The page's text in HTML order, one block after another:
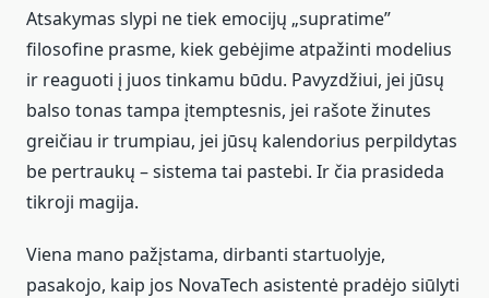
Atsakymas slypi ne tiek emocijų „supratime”
filosofine prasme, kiek gebėjime atpažinti modelius
ir reaguoti į juos tinkamu būdu. Pavyzdžiui, jei jūsų
balso tonas tampa įtemptesnis, jei rašote žinutes
greičiau ir trumpiau, jei jūsų kalendorius perpildytas
be pertraukų – sistema tai pastebi. Ir čia prasideda
tikroji magija.
Viena mano pažįstama, dirbanti startuolyje,
pasakojo, kaip jos NovaTech asistentė pradėjo siūlyti